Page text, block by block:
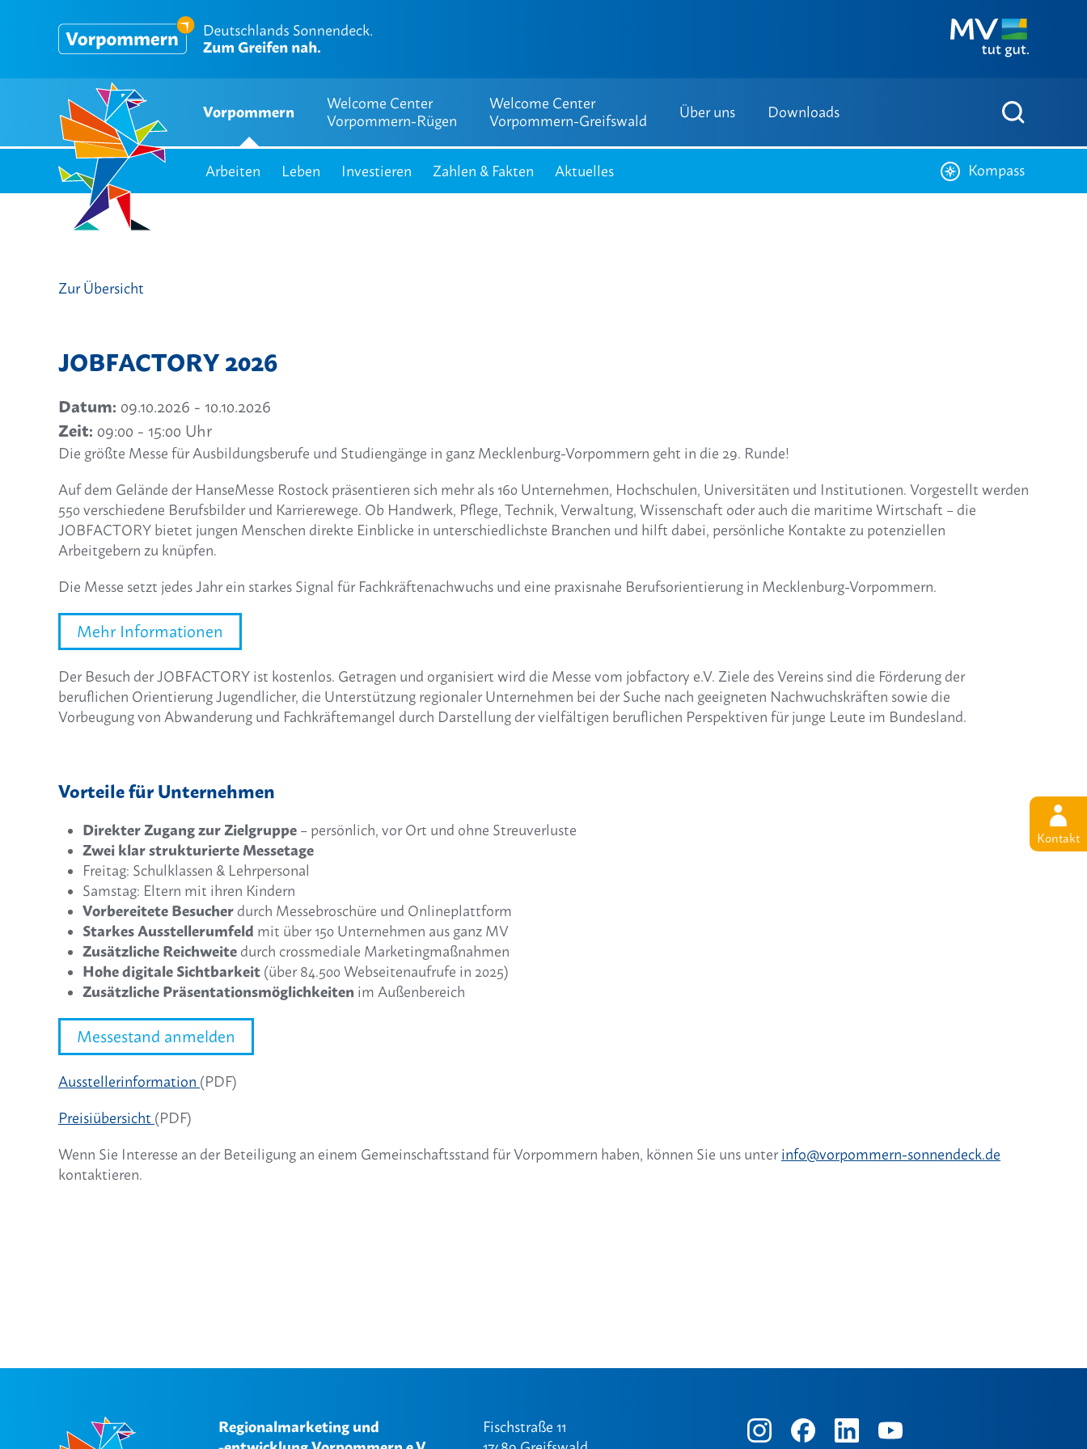
Vorpommern
Welcome Center
Vorpommern-Rügen
Welcome Center
Vorpommern-Greifswald
Über uns Downloads
Arbeiten Leben Investieren Zahlen & Fakten Aktuelles Kompass
Kontakt
Zur Übersicht
JOBFACTORY 2026
Datum: 09.10.2026 - 10.10.2026
Zeit: 09:00 - 15:00 Uhr
Die größte Messe für Ausbildungsberufe und Studiengänge in ganz Mecklenburg-Vorpommern geht in die 29. Runde!
Auf dem Gelände der HanseMesse Rostock präsentieren sich mehr als 160 Unternehmen, Hochschulen, Universitäten und Institutionen. Vorgestellt werden
550 verschiedene Berufsbilder und Karrierewege. Ob Handwerk, Pflege, Technik, Verwaltung, Wissenschaft oder auch die maritime Wirtschaft – die
JOBFACTORY bietet jungen Menschen direkte Einblicke in unterschiedlichste Branchen und hilft dabei, persönliche Kontakte zu potenziellen
Arbeitgebern zu knüpfen.
Die Messe setzt jedes Jahr ein starkes Signal für Fachkräftenachwuchs und eine praxisnahe Berufsorientierung in Mecklenburg-Vorpommern.
Mehr Informationen
Der Besuch der JOBFACTORY ist kostenlos. Getragen und organisiert wird die Messe vom jobfactory e.V. Ziele des Vereins sind die Förderung der
beruflichen Orientierung Jugendlicher, die Unterstützung regionaler Unternehmen bei der Suche nach geeigneten Nachwuchskräften sowie die
Vorbeugung von Abwanderung und Fachkräftemangel durch Darstellung der vielfältigen beruflichen Perspektiven für junge Leute im Bundesland.
Vorteile für Unternehmen
Direkter Zugang zur Zielgruppe – persönlich, vor Ort und ohne Streuverluste
Zwei klar strukturierte Messetage
Freitag: Schulklassen & Lehrpersonal
Samstag: Eltern mit ihren Kindern
Vorbereitete Besucher durch Messebroschüre und Onlineplattform
Starkes Ausstellerumfeld mit über 150 Unternehmen aus ganz MV
Zusätzliche Reichweite durch crossmediale Marketingmaßnahmen
Hohe digitale Sichtbarkeit (über 84.500 Webseitenaufrufe in 2025)
Zusätzliche Präsentationsmöglichkeiten im Außenbereich
Messestand anmelden
Ausstellerinformation (PDF)
Preisiübersicht (PDF)
Wenn Sie Interesse an der Beteiligung an einem Gemeinschaftsstand für Vorpommern haben, können Sie uns unterinfo@vorpommern-sonnendeck.de
kontaktieren.
Regionalmarketing und
Fischstraße 11